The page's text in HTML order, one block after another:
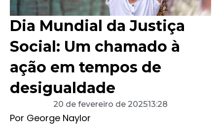
Dia Mundial da Justiça
Social: Um chamado à
ação em tempos de
desigualdade
20 de fevereiro de 202513:28
Por George Naylor